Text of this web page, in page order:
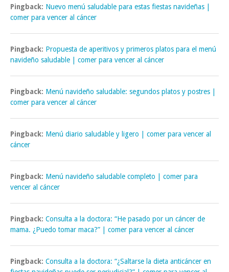
Pingback: Nuevo menú saludable para estas fiestas navideñas |
comer para vencer al cáncer
Pingback: Propuesta de aperitivos y primeros platos para el menú
navideño saludable | comer para vencer al cáncer
Pingback: Menú navideño saludable: segundos platos y postres |
comer para vencer al cáncer
Pingback: Menú diario saludable y ligero | comer para vencer al
cáncer
Pingback: Menú navideño saludable completo | comer para
vencer al cáncer
Pingback: Consulta a la doctora: “He pasado por un cáncer de
mama. ¿Puedo tomar maca?” | comer para vencer al cáncer
Pingback: Consulta a la doctora: “¿Saltarse la dieta anticáncer en